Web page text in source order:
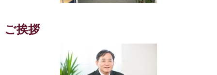
ご挨拶